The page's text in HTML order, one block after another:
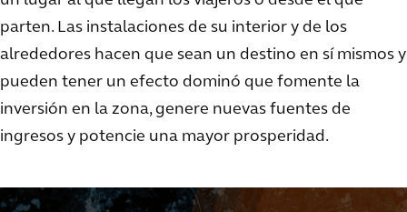
parten. Las instalaciones de su interior y de los
alrededores hacen que sean un destino en sí mismos y
pueden tener un efecto dominó que fomente la
inversión en la zona, genere nuevas fuentes de
ingresos y potencie una mayor prosperidad.